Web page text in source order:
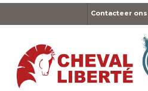
Contacteer ons